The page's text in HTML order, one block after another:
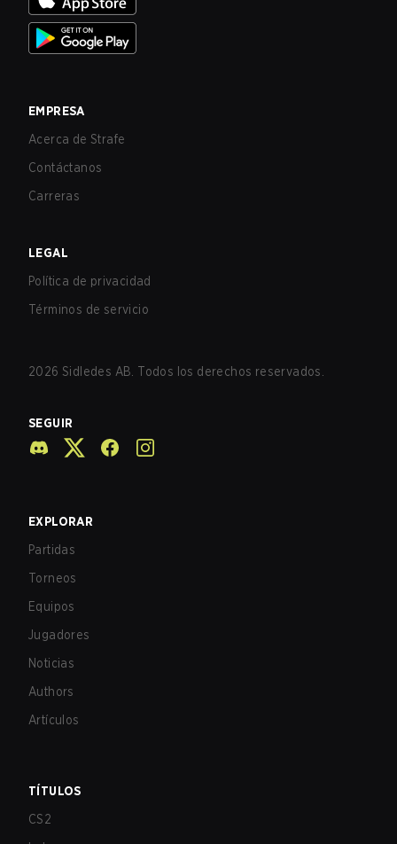
EMPRESA
Acerca de Strafe
Contáctanos
Carreras
LEGAL
Política de privacidad
Términos de servicio
2026 Sidledes AB. Todos los derechos reservados.
SEGUIR
EXPLORAR
Partidas
Torneos
Equipos
Jugadores
Noticias
Authors
Artículos
TÍTULOS
CS2